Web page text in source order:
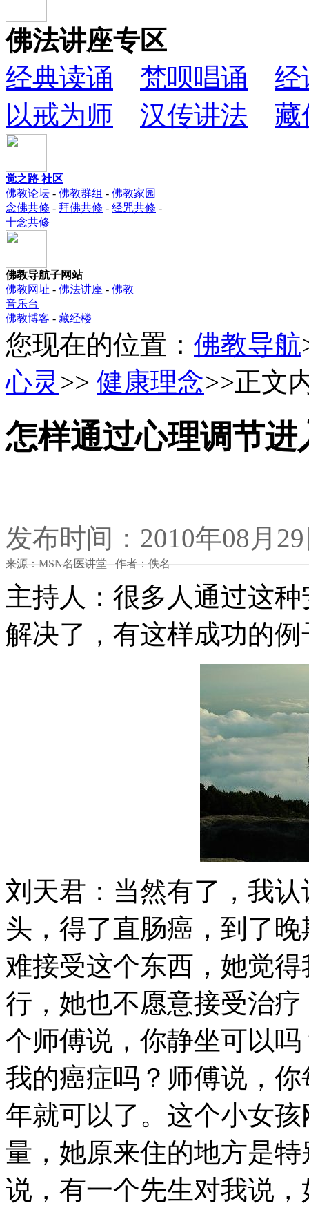
佛法讲座专区
经典读诵
梵呗唱诵
经
以戒为师
汉传讲法 藏
觉之路 社区
佛教论坛 - 佛教群组 - 佛教家园
念佛共修 - 拜佛共修 - 经咒共修 -
十念共修
佛教导航子网站
佛教网址 - 佛法讲座 - 佛教
音乐台
佛教博客 - 藏经楼
您现在的位置： 佛教导航
心灵 >> 健康理念>>正文
怎样通过心理调节
发布时间：2010年08月
来源：MSN名医讲堂 作者：佚名
主持人：很多人通过这
解决了，有这样成功的例
刘天君：当然有了，我
头，得了直肠癌，到了
难接受这个东西，她觉
行，她也不愿意接受治
个师傅说，你静坐可以
我的癌症吗？师傅说，
年就可以了。这个小女
量，她原来住的地方是
说，有一个先生对我说